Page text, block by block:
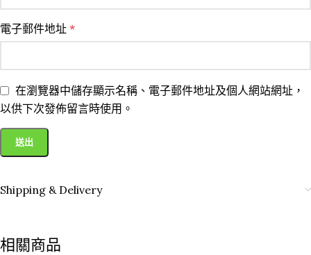
電子郵件地址 *
在瀏覽器中儲存顯示名稱、電子郵件地址及個人網站網址，
以供下次發佈留言時使用。
Shipping & Delivery
相關商品